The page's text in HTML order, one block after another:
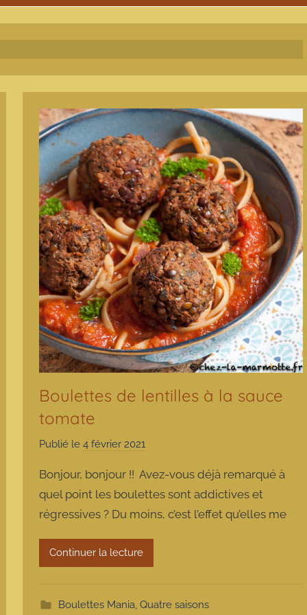
Boulettes de lentilles à la sauce
tomate
Publié le4 février 2021
r
m
a
o
t
Bonjour, bonjour !! Avez-vous déjà remarqué à
quel point les boulettes sont addictives et
régressives ? Du moins, c’est l’effet qu’elles me
Continuer la lecture
Boulettes Mania, Quatre saisons